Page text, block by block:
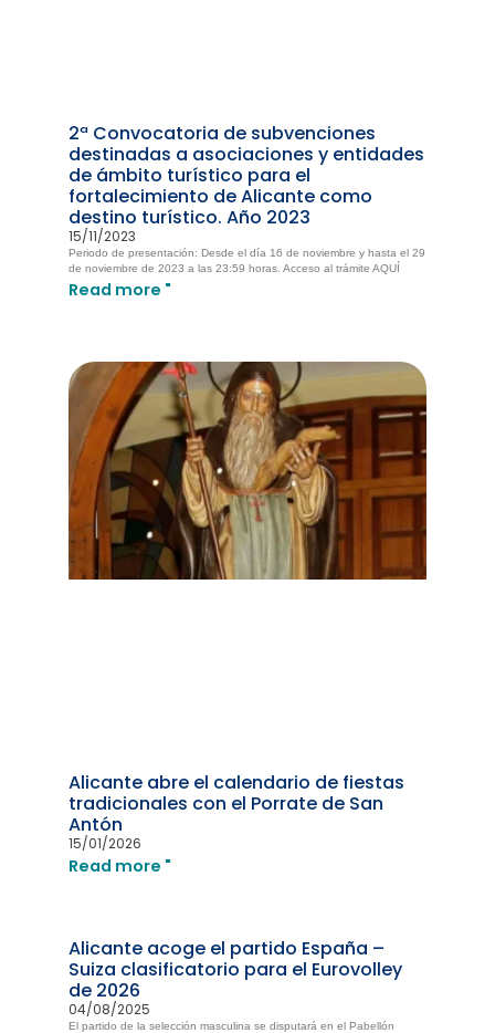
2ª Convocatoria de subvenciones
destinadas a asociaciones y entidades
de ámbito turístico para el
fortalecimiento de Alicante como
destino turístico. Año 2023
15/11/2023
Periodo de presentación: Desde el día 16 de noviembre y hasta el 29
de noviembre de 2023 a las 23:59 horas. Acceso al trámite AQUÍ
Read more "
Alicante abre el calendario de fiestas
tradicionales con el Porrate de San
Antón
15/01/2026
Read more "
Alicante acoge el partido España –
Suiza clasificatorio para el Eurovolley
de 2026
04/08/2025
El partido de la selección masculina se disputará en el Pabellón